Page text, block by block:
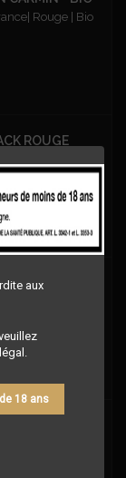
aux
18 ans
Rouge | Bio
ROUGE